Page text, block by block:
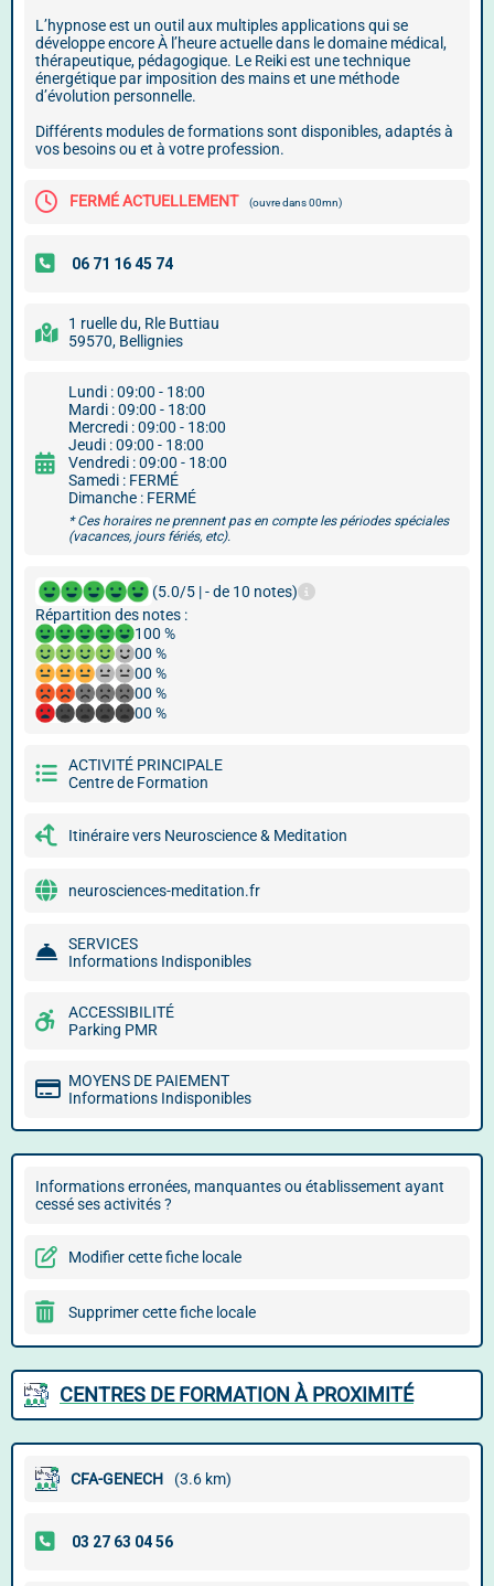
L’hypnose est un outil aux multiples applications qui se
développe encore À l’heure actuelle dans le domaine médical,
thérapeutique, pédagogique. Le Reiki est une technique
énergétique par imposition des mains et une méthode
d’évolution personnelle.
Différents modules de formations sont disponibles, adaptés à
vos besoins ou et à votre profession.
FERMÉ ACTUELLEMENT (ouvre dans 00mn)
1 ruelle du, Rle Buttiau
59570, Bellignies
Lundi : 09:00 - 18:00
Mardi : 09:00 - 18:00
Mercredi : 09:00 - 18:00
Jeudi : 09:00 - 18:00
Vendredi : 09:00 - 18:00
Samedi : FERMÉ
Dimanche : FERMÉ
* Ces horaires ne prennent pas en compte les périodes spéciales
(vacances, jours fériés, etc).
(5.0/5 | - de 10 notes)
Répartition des notes :
100 %
00 %
00 %
00 %
00 %
ACTIVITÉ PRINCIPALE
Centre de Formation
Itinéraire vers Neuroscience & Meditation
neurosciences-meditation.fr
SERVICES
Informations Indisponibles
ACCESSIBILITÉ
Parking PMR
MOYENS DE PAIEMENT
Informations Indisponibles
Informations erronées, manquantes ou établissement ayant
cessé ses activités ?
Modifier cette fiche locale
Supprimer cette fiche locale
CENTRES DE FORMATION À PROXIMITÉ
CFA-GENECH (3.6 km)